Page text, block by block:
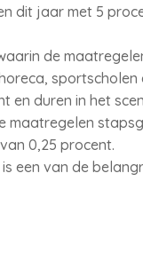
dit jaar met 5
de
en duren in het
maatregelen
0,25 procent.
een van de